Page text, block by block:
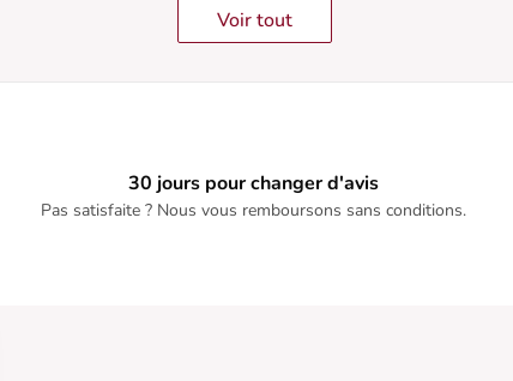
Voir tout
30 jours pour changer d'avis
Pas satisfaite ? Nous vous remboursons sans conditions.